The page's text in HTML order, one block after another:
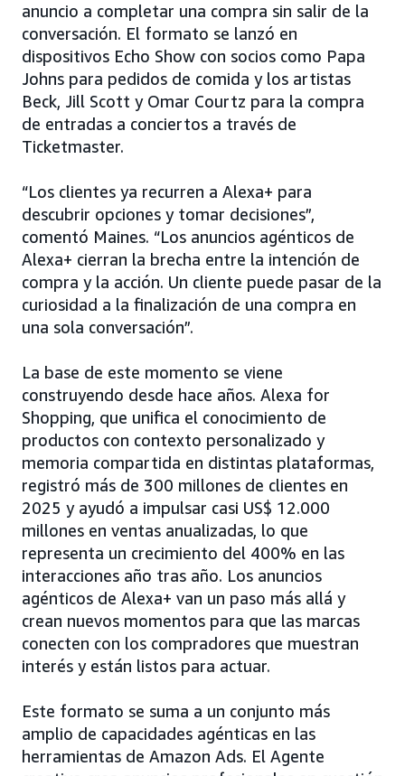
anuncio a completar una compra sin salir de la
conversación. El formato se lanzó en
dispositivos Echo Show con socios como Papa
Johns para pedidos de comida y los artistas
Beck, Jill Scott y Omar Courtz para la compra
de entradas a conciertos a través de
Ticketmaster.
“Los clientes ya recurren a Alexa+ para
descubrir opciones y tomar decisiones”,
comentó Maines. “Los anuncios agénticos de
Alexa+ cierran la brecha entre la intención de
compra y la acción. Un cliente puede pasar de la
curiosidad a la finalización de una compra en
una sola conversación”.
La base de este momento se viene
construyendo desde hace años. Alexa for
Shopping, que unifica el conocimiento de
productos con contexto personalizado y
memoria compartida en distintas plataformas,
registró más de 300 millones de clientes en
2025 y ayudó a impulsar casi US$ 12.000
millones en ventas anualizadas, lo que
representa un crecimiento del 400% en las
interacciones año tras año. Los anuncios
agénticos de Alexa+ van un paso más allá y
crean nuevos momentos para que las marcas
conecten con los compradores que muestran
interés y están listos para actuar.
Este formato se suma a un conjunto más
amplio de capacidades agénticas en las
herramientas de Amazon Ads. El Agente